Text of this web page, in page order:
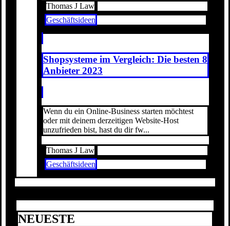
Thomas J Law
Geschäftsideen
Shopsysteme im Vergleich: Die besten 8
Anbieter 2023
Wenn du ein Online-Business starten möchtest
oder mit deinem derzeitigen Website-Host
unzufrieden bist, hast du dir fw...
Thomas J Law
Geschäftsideen
NEUESTE